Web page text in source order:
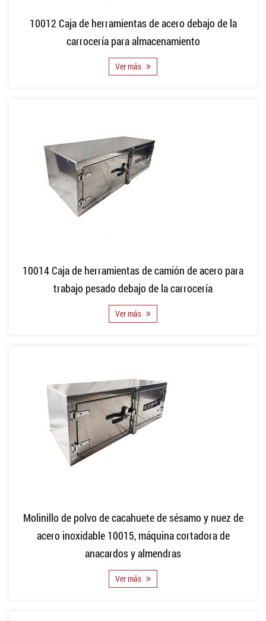
10012 Caja de herramientas de acero debajo de la
carrocería para almacenamiento
Ver más
10014 Caja de herramientas de camión de acero para
trabajo pesado debajo de la carrocería
Ver más
Molinillo de polvo de cacahuete de sésamo y nuez de
acero inoxidable 10015, máquina cortadora de
anacardos y almendras
Ver más